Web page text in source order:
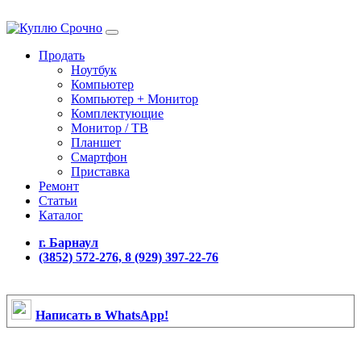
Продать
Ноутбук
Компьютер
Компьютер + Монитор
Комплектующие
Монитор / ТВ
Планшет
Смартфон
Приставка
Ремонт
Статьи
Каталог
г. Барнаул
(3852) 572-276, 8 (929) 397-22-76
Написать в WhatsApp!